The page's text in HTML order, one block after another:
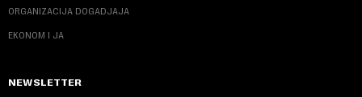
ORGANIZACIJA DOGADJAJA
EKONOM I JA
NEWSLETTER